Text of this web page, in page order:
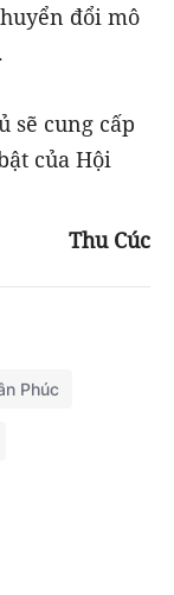
đổi mô
sẽ cung cấp
của Hội
Thu Cúc
Phúc